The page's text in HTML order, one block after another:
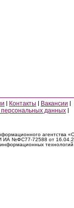
Контакты
Вакансии
персональных данных
агентства
ИА №ФС77-72588 от